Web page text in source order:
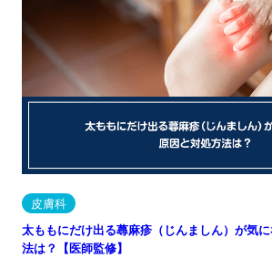
皮膚科
太ももにだけ出る蕁麻疹（じんましん）が気
法は？【医師監修】